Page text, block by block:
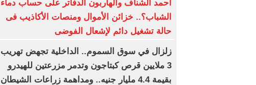
أحمد الشناف والهاربون الدفاتر على حساب دماء
الشباب؟.. خزائن الأموال ومنصات الأكاذيب فى
حالة تشغيل دائم لإشعال الفوضى
زلزال في سوق السموم.. الداخلية تجهض تهريب
3 ملايين قرص كبتاجون وتدمر مزرعتين للهيدرو
بقيمة 4.4 مليار جنيه.. ومداهمة زراعات الشيطان